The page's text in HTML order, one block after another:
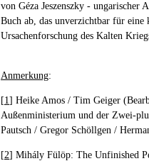
von Géza Jeszenszky - ungarischer
Buch ab, das unverzichtbar für
Ursachenforschung des Kalten
Anmerkung:
[1] Heike Amos / Tim Geiger
Außenministerium und der Zwei-
Pautsch / Gregor Schöllgen /
[2] Mihály Fülöp: The Unfinished